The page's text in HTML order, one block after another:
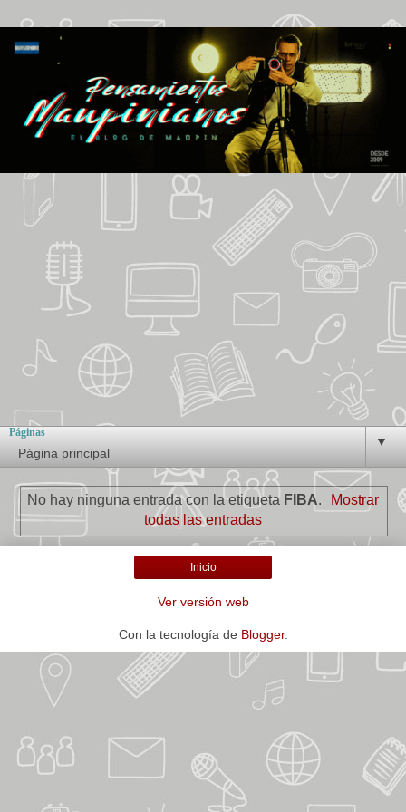
Páginas
▼
No hay ninguna entrada con la etiqueta FIBA.
Mostrar
todas las entradas
Inicio
Ver versión web
Con la tecnología de Blogger.